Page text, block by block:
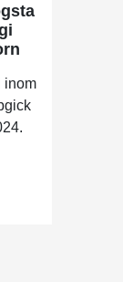
inom